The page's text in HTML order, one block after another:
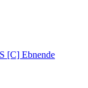
[C] Ebnende